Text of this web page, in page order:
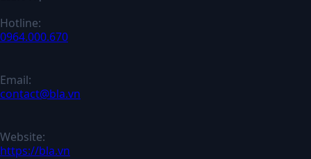
Hotline:
0964.000.670
Email:
contact@bla.vn
Website:
https://bla.vn